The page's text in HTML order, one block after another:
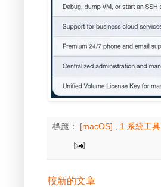
標籤： [macOS] 1 系統工具
較新的文章